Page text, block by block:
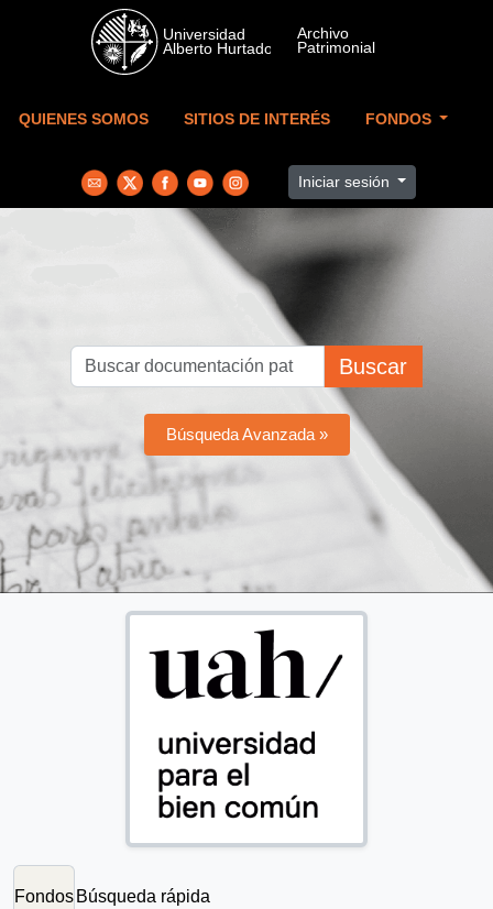
Skip to main content
QUIENES SOMOS SITIOS DE INTERÉS FONDOS
Iniciar sesión
Buscar
Búsqueda Avanzada »
Fondos Búsqueda rápida